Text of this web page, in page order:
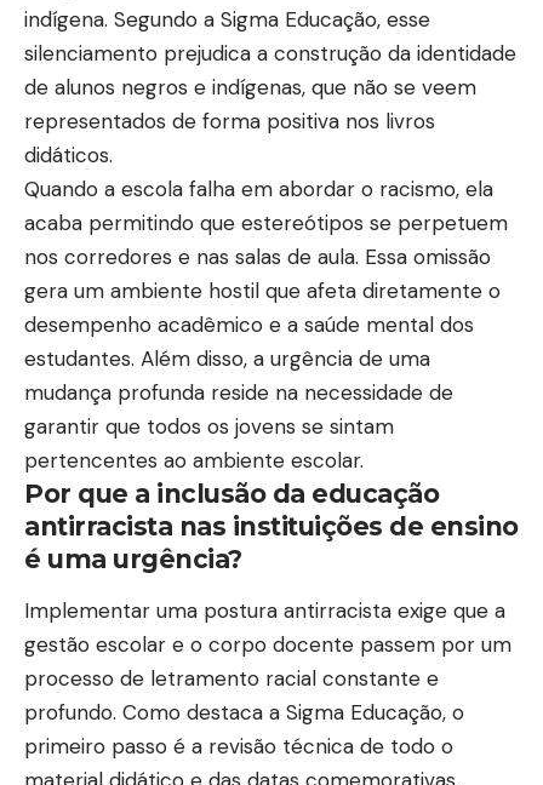
indígena. Segundo a Sigma Educação, esse
silenciamento prejudica a construção da identidade
de alunos negros e indígenas, que não se veem
representados de forma positiva nos livros
didáticos.
Quando a escola falha em abordar o racismo, ela
acaba permitindo que estereótipos se perpetuem
nos corredores e nas salas de aula. Essa omissão
gera um ambiente hostil que afeta diretamente o
desempenho acadêmico e a saúde mental dos
estudantes. Além disso, a urgência de uma
mudança profunda reside na necessidade de
garantir que todos os jovens se sintam
pertencentes ao ambiente escolar.
Por que a inclusão da educação
antirracista nas instituições de ensino
é uma urgência?
Implementar uma postura antirracista exige que a
gestão escolar e o corpo docente passem por um
processo de letramento racial constante e
profundo. Como destaca a Sigma Educação, o
primeiro passo é a revisão técnica de todo o